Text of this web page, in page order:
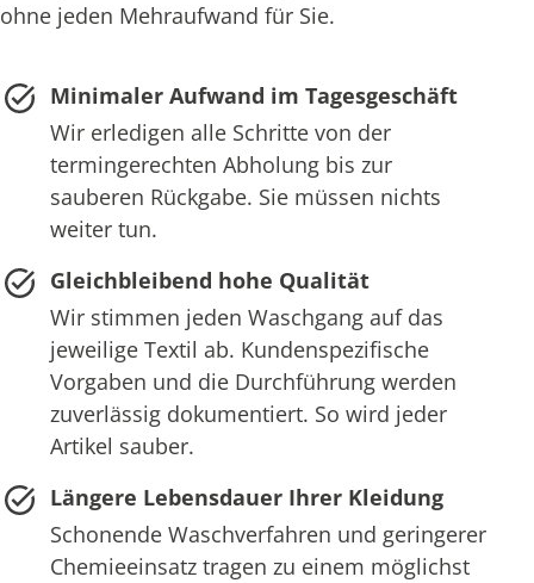
ohne jeden Mehraufwand für Sie.
Minimaler Aufwand im Tagesgeschäft
Wir erledigen alle Schritte von der
termingerechten Abholung bis zur
sauberen Rückgabe. Sie müssen nichts
weiter tun.
Gleichbleibend hohe Qualität
Wir stimmen jeden Waschgang auf das
jeweilige Textil ab. Kundenspezifische
Vorgaben und die Durchführung werden
zuverlässig dokumentiert. So wird jeder
Artikel sauber.
Längere Lebensdauer Ihrer Kleidung
Schonende Waschverfahren und geringerer
Chemieeinsatz tragen zu einem möglichst